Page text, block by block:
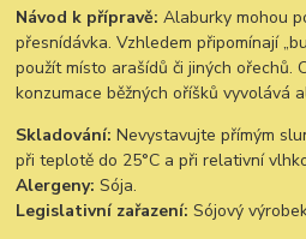
Návod k přípravě: Alaburky mohou
přesnídávka. Vzhledem připomínají
použít místo arašídů či jiných ořechů.
konzumace běžných oříšků vyvolává
Skladování: Nevystavujte přímým
při teplotě do 25°C a při relativní
Alergeny: Sója.
Legislativní zařazení: Sójový